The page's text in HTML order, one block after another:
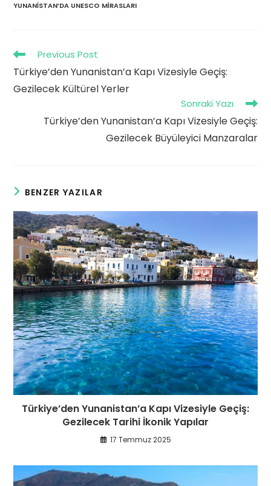
YUNANISTAN’DA UNESCO MIRASLARI
Read
more
articles
Previous Post
Türkiye’den Yunanistan’a Kapı Vizesiyle Geçiş:
Gezilecek Kültürel Yerler
Sonraki Yazı
Türkiye’den Yunanistan’a Kapı Vizesiyle Geçiş:
Gezilecek Büyüleyici Manzaralar
BENZER YAZILAR
Türkiye’den Yunanistan’a Kapı Vizesiyle Geçiş:
Gezilecek Tarihi İkonik Yapılar
17 Temmuz 2025